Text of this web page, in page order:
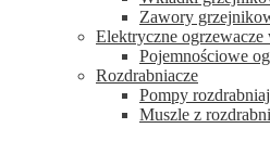
Zawory
Elektryczne ogrzewacze
Pojemnościowe
Rozdrabniacze
Pompy
Muszle z